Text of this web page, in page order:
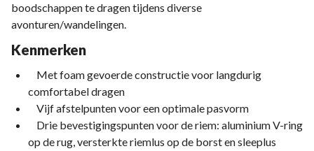
boodschappen te dragen tijdens diverse
avonturen/wandelingen.
Kenmerken
Met foam gevoerde constructie voor langdurig
comfortabel dragen
Vijf afstelpunten voor een optimale pasvorm
Drie bevestigingspunten voor de riem: aluminium V-ring
op de rug, versterkte riemlus op de borst en sleeplus